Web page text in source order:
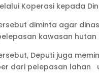
Koperasi kepada
diminta agar
kawasan
Deputi juga
dari pelepasan lahan